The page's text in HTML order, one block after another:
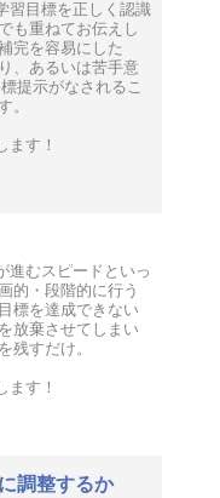
習目標を正しく認識
も重ねてお伝えし
完を容易にした
、あるいは苦手意
提示がなされるこ
。
ます！
進むスピードといっ
的・段階的に行う
標を達成できない
放棄させてしまい
残すだけ。
ます！
調整するか